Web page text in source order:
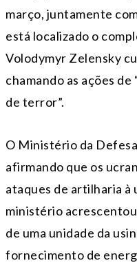
março, juntamente
está localizado o
Volodymyr Zelensky
chamando as ações de
de terror”.
O Ministério da
afirmando que os
ataques de artilharia à
ministério
de uma unidade da
fornecimento de